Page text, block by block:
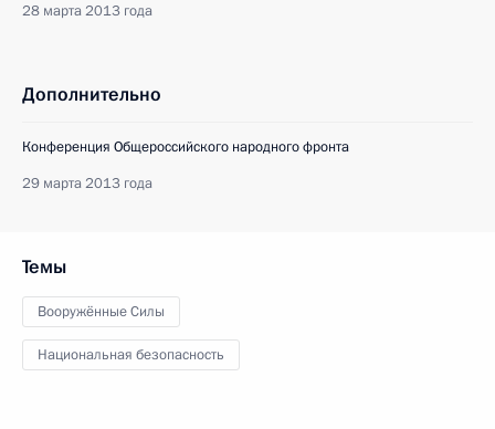
28 марта 2013 года
Дополнительно
Конференция Общероссийского народного фронта
29 марта 2013 года
Темы
Вооружённые Силы
Национальная безопасность